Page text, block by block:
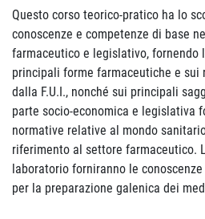
Questo corso teorico-pratico ha lo
conoscenze e competenze di base
farmaceutico e legislativo, fornendo
principali forme farmaceutiche e
dalla F.U.I., nonché sui principali
parte socio-economica e legislativa
normative relative al mondo
riferimento al settore farmaceutico.
laboratorio forniranno le
per la preparazione galenica dei